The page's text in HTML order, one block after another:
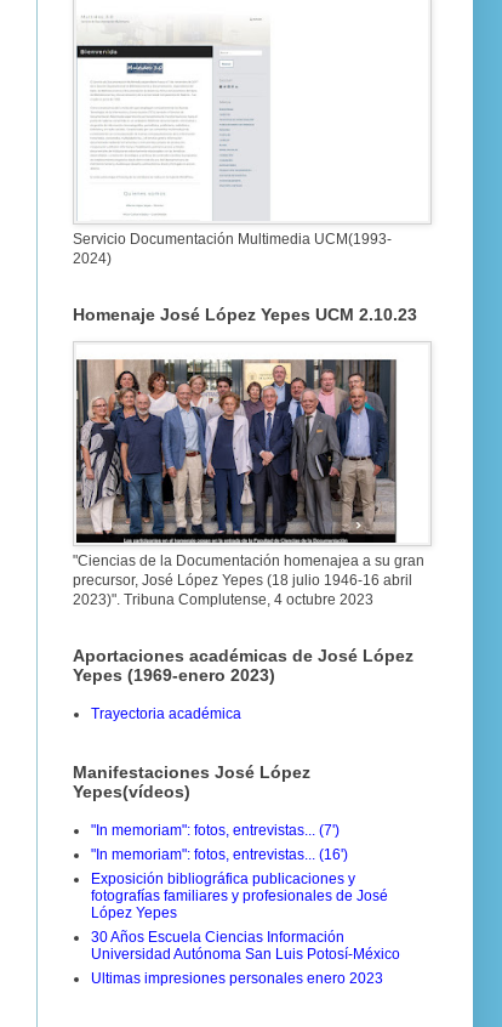
Servicio Documentación Multimedia UCM(1993-
2024)
Homenaje José López Yepes UCM 2.10.23
"Ciencias de la Documentación homenajea a su gran
precursor, José López Yepes (18 julio 1946-16 abril
2023)". Tribuna Complutense, 4 octubre 2023
Aportaciones académicas de José López
Yepes (1969-enero 2023)
Trayectoria académica
Manifestaciones José López
Yepes(vídeos)
"In memoriam": fotos, entrevistas... (7')
"In memoriam": fotos, entrevistas... (16')
Exposición bibliográfica publicaciones y
fotografías familiares y profesionales de José
López Yepes
30 Años Escuela Ciencias Información
Universidad Autónoma San Luis Potosí-México
Ultimas impresiones personales enero 2023